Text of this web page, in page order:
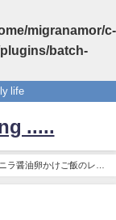
migranamor/c-
batch-
life
.....
ラ醤油卵かけご飯のレシ